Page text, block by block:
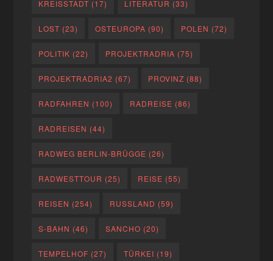
KREISSTADT (17) LITERATUR (33)
LOST (23) OSTEUROPA (90) POLEN (72)
POLITIK (22) PROJEKTRADRIA (75)
PROJEKTRADRIA2 (67) PROVINZ (88)
RADFAHREN (100) RADREISE (86)
RADREISEN (44)
RADWEG BERLIN-BRÜGGE (26)
RADWESTTOUR (25) REISE (55)
REISEN (254) RUSSLAND (59)
S-BAHN (46) SANCHO (20)
TEMPELHOF (27) TÜRKEI (19)